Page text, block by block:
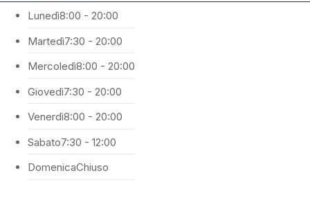
Lunedì8:00 - 20:00
Martedì7:30 - 20:00
Mercoledì8:00 - 20:00
Giovedì7:30 - 20:00
Venerdì8:00 - 20:00
Sabato7:30 - 12:00
DomenicaChiuso